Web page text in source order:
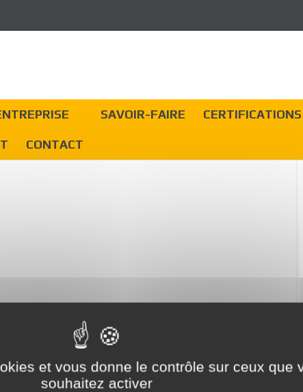
SAVOIR-FAIRE CERTIFICATIONS
CONTACT
et vous donne le contrôle sur ceux que
souhaitez activer